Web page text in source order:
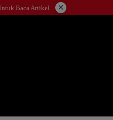
Baca Artikel ×